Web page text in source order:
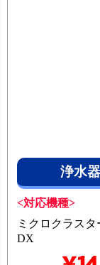
浄水
<対応機種>
ミクロクラス
DX